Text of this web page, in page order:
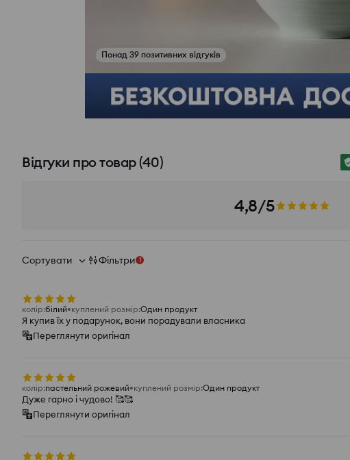
Понад 39 позитивних відгуків
Переглянути фото з відгуків
Відгуки про товар(40)
4,8/5
Сортувати Фільтри 1
колір:білий куплений розмір:Один продукт
Я купив їх у подарунок, вони порадували власника
Переглянути оригінал
колір:пастельний рожевий куплений розмір:Один продукт
Дуже гарно і чудово! 🥰🥰
Переглянути оригінал